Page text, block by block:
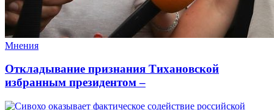
Мнения
Откладывание признания Тихановской
избранным президентом –